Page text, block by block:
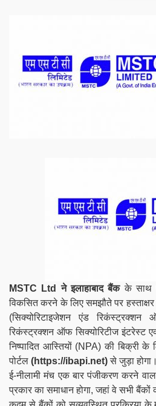
MSTC Ltd ने इलाहाबाद बैंकके साथ
विकसित करने के लिए समझौते पर
(सिक्योरिटाइजेशन एंड
रिकंस्ट्रक्शन ऑफ सिक्योरिटीज इंटरेस्ट
निष्पादित आस्तियों (NPA) की बिक्री
पोर्टल (https://ibapi.net)से जुड़ा होगा।
ई-नीलामी मंच एक बार पंजीकरण करने
प्रकार का समाधान होगा, जहां वे सभी